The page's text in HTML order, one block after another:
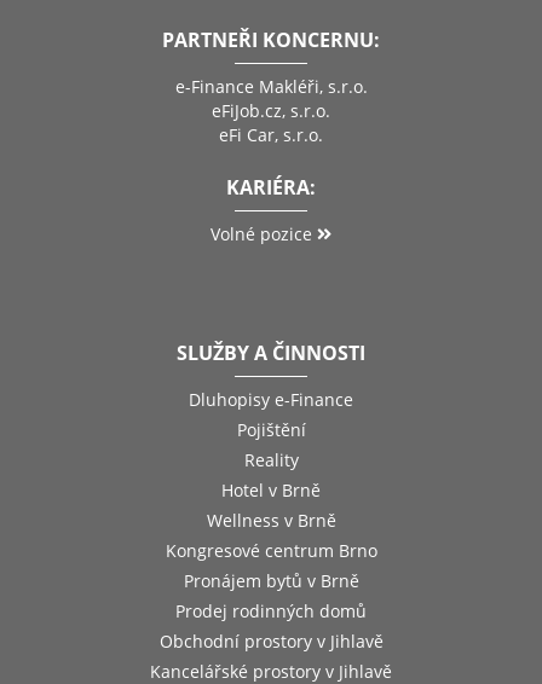
PARTNEŘI KONCERNU:
e-Finance Makléři, s.r.o.
eFiJob.cz, s.r.o.
eFi Car, s.r.o.
KARIÉRA:
Volné pozice
SLUŽBY A ČINNOSTI
Dluhopisy e-Finance
Pojištění
Reality
Hotel v Brně
Wellness v Brně
Kongresové centrum Brno
Pronájem bytů v Brně
Prodej rodinných domů
Obchodní prostory v Jihlavě
Kancelářské prostory v Jihlavě